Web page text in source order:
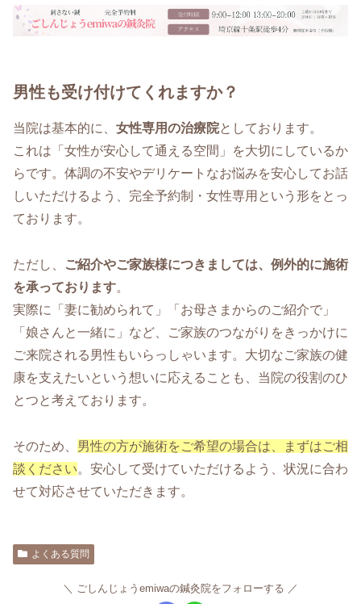
男性も受け付けてくれますか？
当院は基本的に、 女性専用の治療院としております。
これは「女性が安心して通える空間」を大切にしているか
らです。体調の不安やデリケートなお悩みを安心してお話
しいただけるよう、完全予約制・女性専用という形をとっ
ております。
ただし、
ご紹介やご家族様につきましては、例外的に施術
を承っております。
実際に「妻に勧められて」「お母さまからのご紹介で」
「娘さんと一緒に」など、ご家族のつながりをきっかけに
ご来院される男性もいらっしゃいます。大切なご家族の健
康を支えたいという想いに応えることも、当院の役割のひ
とつと考えております。
そのため、 男性の方が施術をご希望の場合は、まずはご相
談ください。安心して受けていただけるよう、状況に合わ
せて対応させていただきます。
よくある質問
ごしんじょうemiwaの鍼灸院をフォローする